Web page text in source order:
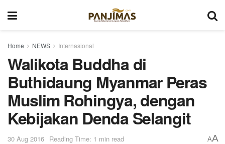
Home NEWS Internasional
Walikota Buddha di
Buthidaung Myanmar Peras
Muslim Rohingya, dengan
Kebijakan Denda Selangit
30 Aug 2016 Reading Time: 1 min read AA